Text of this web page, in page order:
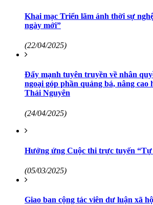
Khai mạc Triển lãm ảnh thời sự
ngày mới”
(22/04/2025)
Đẩy mạnh tuyên truyền về nhân
ngoại góp phần quảng bá, nâng cao
Thái Nguyên
(24/04/2025)
Hưởng ứng Cuộc thi trực tuyến “Tự
(05/03/2025)
Giao ban cộng tác viên dư luận xã